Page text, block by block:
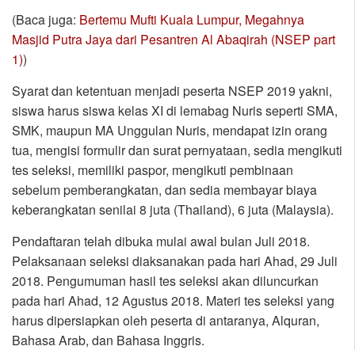
(Baca juga: Bertemu Mufti Kuala Lumpur, Megahnya
Masjid Putra Jaya dari Pesantren Al Abaqirah (NSEP part
1))
Syarat dan ketentuan menjadi peserta NSEP 2019 yakni,
siswa harus siswa kelas XI di lemabag Nuris seperti SMA,
SMK, maupun MA Unggulan Nuris, mendapat izin orang
tua, mengisi formulir dan surat pernyataan, sedia mengikuti
tes seleksi, memiliki paspor, mengikuti pembinaan
sebelum pemberangkatan, dan sedia membayar biaya
keberangkatan senilai 8 juta (Thailand), 6 juta (Malaysia).
Pendaftaran telah dibuka mulai awal bulan Juli 2018.
Pelaksanaan seleksi diaksanakan pada hari Ahad, 29 Juli
2018. Pengumuman hasil tes seleksi akan diluncurkan
pada hari Ahad, 12 Agustus 2018. Materi tes seleksi yang
harus dipersiapkan oleh peserta di antaranya, Alquran,
Bahasa Arab, dan Bahasa Inggris.